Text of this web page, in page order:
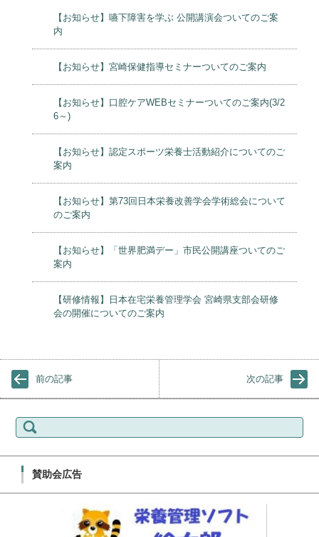
【お知らせ】嚥下障害を学ぶ 公開講演会ついてのご案
内
【お知らせ】宮崎保健指導セミナーついてのご案内
【お知らせ】口腔ケアWEBセミナーついてのご案内(3/2
6～)
【お知らせ】認定スポーツ栄養士活動紹介についてのご
案内
【お知らせ】第73回日本栄養改善学会学術総会について
のご案内
【お知らせ】「世界肥満デー」市民公開講座ついてのご
案内
【研修情報】日本在宅栄養管理学会 宮崎県支部会研修
会の開催についてのご案内
前の記事 次の記事
賛助会広告